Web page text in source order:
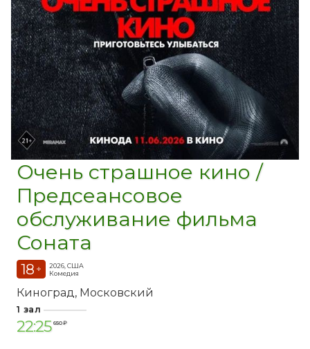
Очень страшное кино /
Предсеансовое
обслуживание фильма
Соната
18 +
2026, США
Комедия
Киноград Московский
1 зал
22:25 650 ₽